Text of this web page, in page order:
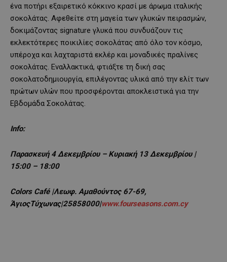
ένα ποτήρι εξαιρετικό κόκκινο κρασί με άρωμα ιταλικής
σοκολάτας. Αφεθείτε στη μαγεία των γλυκών πειρασμών,
δοκιμάζοντας signature γλυκά που συνδυάζουν τις
εκλεκτότερες ποικιλίες σοκολάτας από όλο τον κόσμο,
υπέροχα και λαχταριστά εκλέρ και μοναδικές πραλίνες
σοκολάτας. Εναλλακτικά, φτιάξτε τη δική σας
σοκολατοδημιουργία, επιλέγοντας υλικά από την ελίτ των
πρώτων υλών που προσφέρονται αποκλειστικά για την
Εβδομάδα Σοκολάτας.
Info:
Παρασκευή 4 Δεκεμβρίου – Κυριακή 13 Δεκεμβρίου |
15:00 – 18:00
Colors Café |Λεωφ. Αμαθούντος 67-69,
ΆγιοςΤύχωνας|25858000|www.fourseasons.com.cy